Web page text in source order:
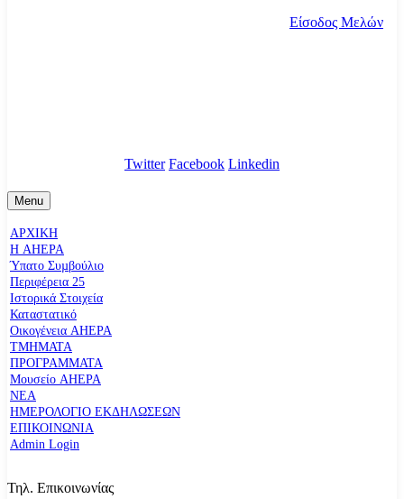
Είσοδος Μελών
Twitter Facebook Linkedin
Menu
ΑΡΧΙΚΗ
Η AHEPA
Ύπατο Συµβούλιο
Περιφέρεια 25
Ιστορικά Στοιχεία
Καταστατικό
Οικογένεια AHEPA
ΤΜΗΜΑΤΑ
ΠΡΟΓΡΑΜΜΑΤΑ
Μουσείο AHEPA
ΝΕΑ
ΗΜΕΡΟΛΟΓΙΟ ΕΚΔΗΛΩΣΕΩΝ
ΕΠΙΚΟΙΝΩΝΙΑ
Admin Login
Τηλ. Επικοινωνίας